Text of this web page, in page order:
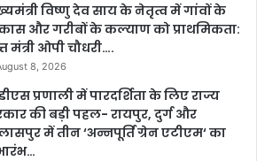
विष्णु देव साय के नेतृत्व में गांवों के
और गरीबों के कल्याण को प्राथमिकता:
मंत्री ओपी चौधरी….
8, 2026
प्रणाली में पारदर्शिता के लिए राज्य
की बड़ी पहल- रायपुर, दुर्ग और
में तीन ‘अन्नपूर्ति ग्रेन एटीएम‘ का